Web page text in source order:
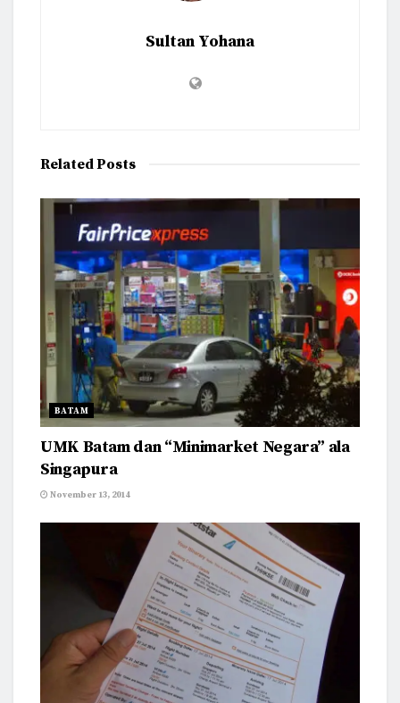
Sultan Yohana
RelatedPosts
BATAM
UMK Batam dan “Minimarket Negara” ala
Singapura
November 13, 2014